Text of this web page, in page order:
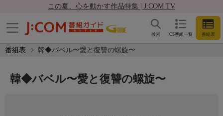
この夏、心を動かす作品特集 | J:COM TV
CS番組一覧 番組表
検索
番組表 韓◆バベル〜愛と復讐の螺旋〜
韓◆バベル〜愛と復讐の螺旋〜